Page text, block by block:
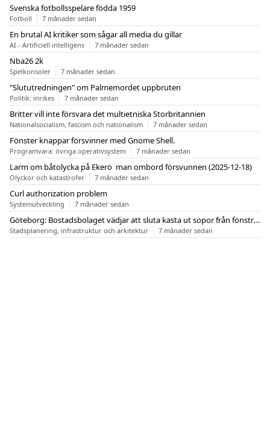
Svenska fotbollsspelare födda 1959
Fotboll 7 månader sedan
En brutal AI kritiker som sågar all media du gillar
AI - Artificiell intelligens 7 månader sedan
Nba26 2k
Spelkonsoler 7 månader sedan
"Slututredningen" om Palmemordet uppbruten
Politik: inrikes 7 månader sedan
Britter vill inte försvara det multietniska Storbritannien
Nationalsocialism, fascism och nationalism 7 månader sedan
Fönster knappar försvinner med Gnome Shell.
Programvara: övriga operativsystem 7 månader sedan
Larm om båtolycka på Ekerö  man ombord försvunnen (2025-12-18)
Olyckor och katastrofer 7 månader sedan
Curl authorization problem
Systemutveckling 7 månader sedan
Göteborg: Bostadsbolaget vädjar att sluta kasta ut sopor från fönstren
Stadsplanering, infrastruktur och arkitektur 7 månader sedan